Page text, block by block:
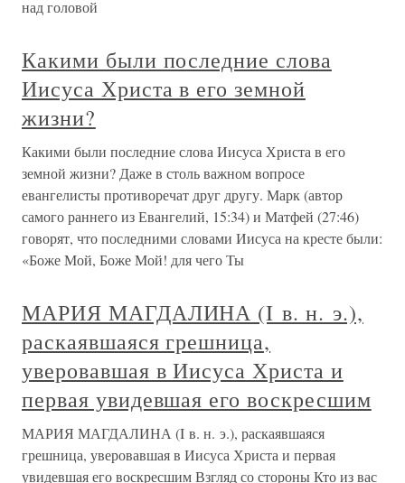
над головой
Какими были последние слова
Иисуса Христа в его земной
жизни?
Какими были последние слова Иисуса Христа в его
земной жизни? Даже в столь важном вопросе
евангелисты противоречат друг другу. Марк (автор
самого раннего из Евангелий, 15:34) и Матфей (27:46)
говорят, что последними словами Иисуса на кресте были:
«Боже Мой, Боже Мой! для чего Ты
МАРИЯ МАГДАЛИНА (I в. н. э.),
раскаявшаяся грешница,
уверовавшая в Иисуса Христа и
первая увидевшая его воскресшим
МАРИЯ МАГДАЛИНА (I в. н. э.), раскаявшаяся
грешница, уверовавшая в Иисуса Христа и первая
увидевшая его воскресшим Взгляд со стороны Кто из вас